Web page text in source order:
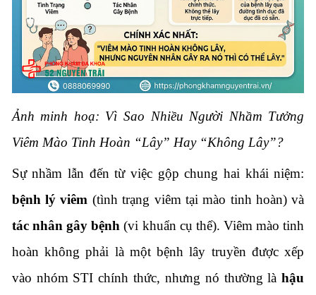
Ảnh minh hoạ: Vì Sao Nhiều Người Nhầm Tưởng
Viêm Mào Tinh Hoàn “Lây” Hay “Không Lây”?
Sự nhầm lẫn đến từ việc gộp chung hai khái niệm:
bệnh lý viêm (tình trạng viêm tại mào tinh hoàn) và
tác nhân gây bệnh (vi khuẩn cụ thể). Viêm mào tinh
hoàn không phải là một bệnh lây truyền được xếp
vào nhóm STI chính thức, nhưng nó thường làhậu